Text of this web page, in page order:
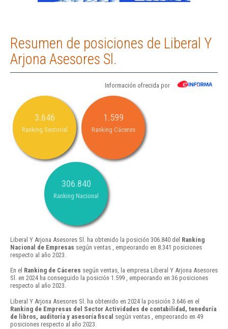
Resumen de posiciones de Liberal Y
Arjona Asesores Sl.
Información ofrecida por
3.646
Ranking Sectorial
1.599
Ranking Cáceres
306.840
Ranking Nacional
Liberal Y Arjona Asesores Sl. ha obtenido la posición 306.840 del Ranking
Nacional de Empresas según ventas , empeorando en 8.341 posiciones
respecto al año 2023.
En el Ranking de Cáceres según ventas, la empresa Liberal Y Arjona Asesores
Sl. en 2024 ha conseguido la posición 1.599 , empeorando en 36 posiciones
respecto al año 2023.
Liberal Y Arjona Asesores Sl. ha obtenido en 2024 la posición 3.646 en el
Ranking de Empresas del Sector Actividades de contabilidad, teneduría
de libros, auditoría y asesoría fiscal según ventas , empeorando en 49
posiciones respecto al año 2023.